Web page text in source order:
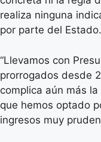
realiza ninguna
por parte del Estado.
“Llevamos con
prorrogados desde
complica aún más
que hemos optado
ingresos muy